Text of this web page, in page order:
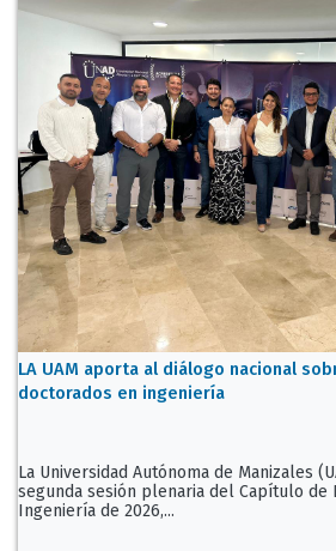
LA UAM aporta al diálogo nacional
doctorados en ingeniería
La Universidad Autónoma de Manizales
segunda sesión plenaria del Capítulo de
Ingeniería de 2026,...